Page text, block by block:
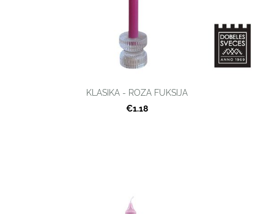
KLASIKA - ROZA FUKSIJA
€1.18